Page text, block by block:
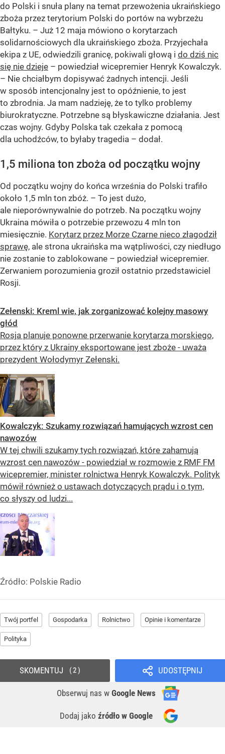
do Polski i snuła plany na temat przewożenia ukraińskiego
zboża przez terytorium Polski do portów na wybrzeżu
Bałtyku. – Już 12 maja mówiono o korytarzach
solidarnościowych dla ukraińskiego zboża. Przyjechała
ekipa z UE, odwiedzili granicę, pokiwali głową i do dziś nic
się nie dzieje – powiedział wicepremier Henryk Kowalczyk.
– Nie chciałbym dopisywać żadnych intencji. Jeśli
w sposób intencjonalny jest to opóźnienie, to jest
to zbrodnia. Ja mam nadzieję, że to tylko problemy
biurokratyczne. Potrzebne są błyskawiczne działania. Jest
czas wojny. Gdyby Polska tak czekała z pomocą
dla uchodźców, to byłaby tragedia – dodał.
1,5 miliona ton zboża od początku wojny
Od początku wojny do końca września do Polski trafiło
około 1,5 mln ton zbóż. – To jest dużo,
ale nieporównywalnie do potrzeb. Na początku wojny
Ukraina mówiła o potrzebie przewozu 4 mln ton
miesięcznie. Korytarz przez Morze Czarne nieco złagodził
sprawę, ale strona ukraińska ma wątpliwości, czy niedługo
nie zostanie to zablokowane – powiedział wicepremier.
Zerwaniem porozumienia groził ostatnio przedstawiciel
Rosji.
Zełenski: Kreml wie, jak zorganizować kolejny masowy
głód
Rosja planuje ponowne przerwanie korytarza morskiego,
przez który z Ukrainy eksportowane jest zboże - uważa
prezydent Wołodymyr Zełenski.
Kowalczyk: Szukamy rozwiązań hamujących wzrost cen
nawozów
W tej chwili szukamy tych rozwiązań, które zahamują
wzrost cen nawozów - powiedział w rozmowie z RMF FM
wicepremier, minister rolnictwa Henryk Kowalczyk. Polityk
mówił również o ustawach dotyczących prądu i o tym,
co słyszy od ludzi...
Źródło: Polskie Radio
Twój portfel Gospodarka Rolnictwo Opinie i komentarze
Polityka
UDOSTĘPNIJ
Obserwuj nas w Google News
Dodaj jako źródło w Google
SKOMENTUJ 2